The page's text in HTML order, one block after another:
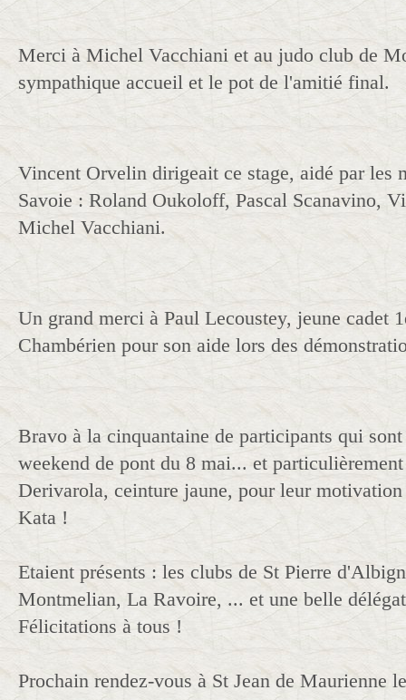
Merci à Michel Vacchiani et au judo club de
sympathique accueil et le pot de l'amitié final.
Vincent Orvelin dirigeait ce stage, aidé par les
Savoie : Roland Oukoloff, Pascal Scanavino,
Michel Vacchiani.
Un grand merci à Paul Lecoustey, jeune cadet
Chambérien pour son aide lors des
Bravo à la cinquantaine de participants qui
weekend de pont du 8 mai... et
Derivarola, ceinture jaune, pour leur motivation
Kata !
Etaient présents : les clubs de St Pierre
Montmelian, La Ravoire, ... et une belle
Félicitations à tous !
Prochain rendez-vous à St Jean de Maurienne